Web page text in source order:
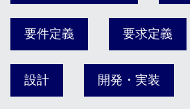
要件定義 要求定義
設計 開発・実装